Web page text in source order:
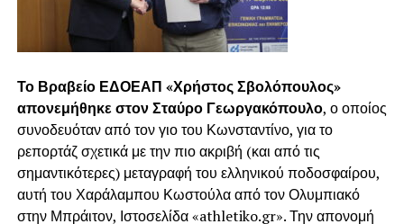
Το Βραβείο ΕΔΟΕΑΠ «Χρήστος Σβολόπουλος»
απονεμήθηκε στον Σταύρο Γεωργακόπουλο, ο οποίος
συνοδευόταν από τον γιο του Κωνσταντίνο, για το
ρεπορτάζ σχετικά με την πιο ακριβή (και από τις
σημαντικότερες) μεταγραφή του ελληνικού ποδοσφαίρου,
αυτή του Χαράλαμπου Κωστούλα από τον Ολυμπιακό
στην Μπράιτον, Ιστοσελίδα «athletiko.gr». Την απονομή